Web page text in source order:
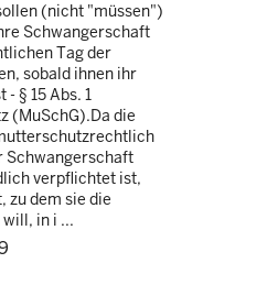
(nicht "müssen")
Schwangerschaft
Tag der
sobald ihnen ihr
§ 15 Abs. 1
(MuSchG).Da die
Schwangerschaft
verpflichtet ist,
zu dem sie die
in i ...